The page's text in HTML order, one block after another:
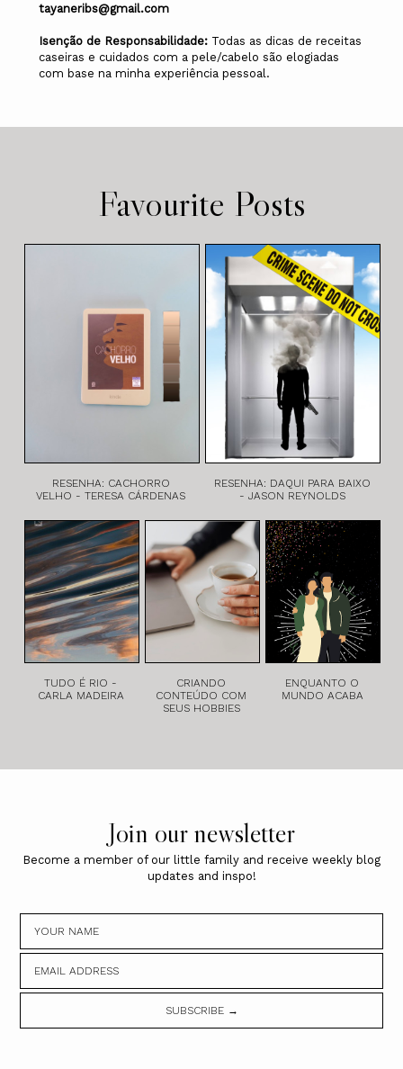
tayaneribs@gmail.com
Isenção de Responsabilidade: Todas as dicas de receitas
caseiras e cuidados com a pele/cabelo são elogiadas
com base na minha experiência pessoal.
Favourite Posts
RESENHA: CACHORRO
VELHO - TERESA CÁRDENAS
RESENHA: DAQUI PARA BAIXO
- JASON REYNOLDS
TUDO É RIO -
CARLA MADEIRA
CRIANDO
CONTEÚDO COM
SEUS HOBBIES
ENQUANTO O
MUNDO ACABA
Join our newsletter
Become a member of our little family and receive weekly blog
updates and inspo!